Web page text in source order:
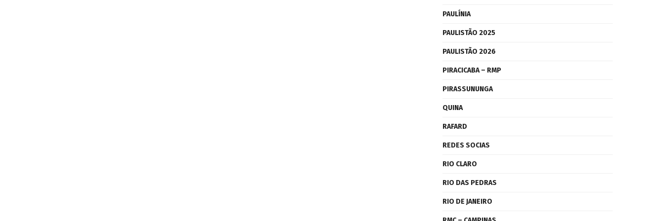
PAULÍNIA
PAULISTÃO 2025
PAULISTÃO 2026
PIRACICABA – RMP
PIRASSUNUNGA
QUINA
RAFARD
REDES SOCIAS
RIO CLARO
RIO DAS PEDRAS
RIO DE JANEIRO